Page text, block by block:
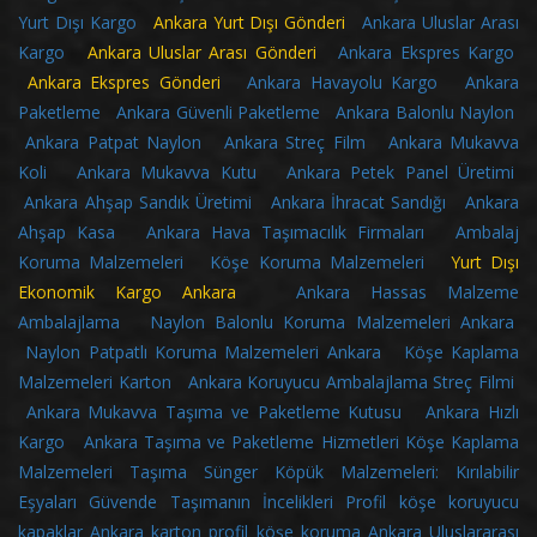
Yurt Dışı Kargo Ankara Yurt Dışı GönderiAnkara Uluslar Arası
Kargo Ankara Uluslar Arası GönderiAnkara Ekspres Kargo
Ankara Ekspres Gönderi
Ankara Havayolu Kargo
Ankara
Paketleme
Ankara Güvenli Paketleme
Ankara Balonlu Naylon
Ankara Patpat Naylon
Ankara Streç Film
Ankara Mukavva
Koli
Ankara Mukavva Kutu
Ankara Petek Panel Üretimi
Ankara Ahşap Sandık Üretimi
Ankara İhracat Sandığı
Ankara
Ahşap Kasa
Ankara Hava Taşımacılık Firmaları
Ambalaj
Koruma Malzemeleri
Köşe Koruma Malzemeleri Yurt Dışı
Ekonomik Kargo AnkaraAnkara Hassas Malzeme
Ambalajlama
Naylon Balonlu Koruma Malzemeleri Ankara
Naylon Patpatlı Koruma Malzemeleri Ankara
Köşe Kaplama
Malzemeleri Karton
Ankara Koruyucu Ambalajlama Streç Filmi
Ankara Mukavva Taşıma ve Paketleme Kutusu
Ankara Hızlı
Kargo
Ankara Taşıma ve Paketleme Hizmetleri Köşe Kaplama
Malzemeleri
Taşıma Sünger Köpük Malzemeleri: Kırılabilir
Eşyaları Güvende Taşımanın İncelikleri
Profil köşe koruyucu
kapaklar Ankara karton profil köşe koruma Ankara Uluslararası